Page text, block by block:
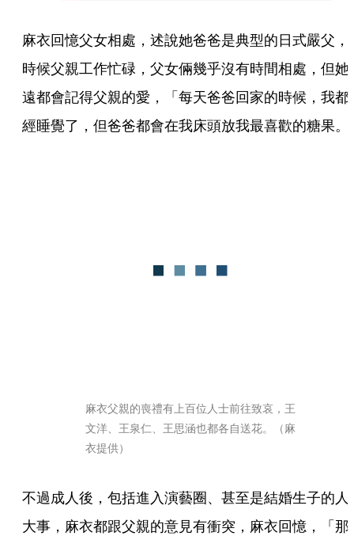
麻衣回憶父女相處，述說她爸爸是典型的日式嚴父，
時候父親工作忙碌，父女倆幾乎沒有時間相處，但她
遠都會記得父親的愛，「每天爸爸回家的時候，我都
經睡覺了，但爸爸都會在我床頭放我最喜歡的糖果。
麻衣父親的喪禮有上百位人士前往致哀，王
文洋、王泉仁、王思涵也都各自送花。（麻
衣提供）
不過成人後，包括進入演藝圈、甚至是結婚生子的人
大事，麻衣都跟父親的意見有衝突，麻衣回憶，「那